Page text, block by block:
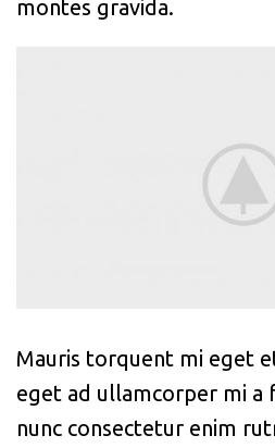
montes gravida.
Mauris torquent mi eget
eget ad ullamcorper mi a
nunc consectetur enim